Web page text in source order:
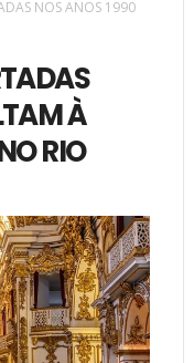
NOS ANOS 1990
À
RIO